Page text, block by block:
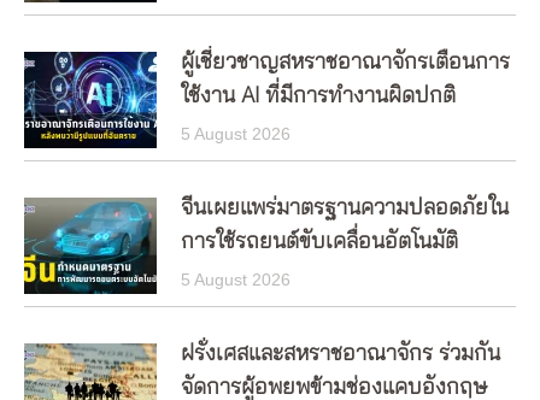
ผู้เชี่ยวชาญสหราชอาณาจักรเตือนการ
ใช้งาน AI ที่มีการทำงานผิดปกติ
5 August 2026
จีนเผยแพร่มาตรฐานความปลอดภัยใน
การใช้รถยนต์ขับเคลื่อนอัตโนมัติ
5 August 2026
ฝรั่งเศสและสหราชอาณาจักร ร่วมกัน
จัดการผู้อพยพข้ามช่องแคบอังกฤษ